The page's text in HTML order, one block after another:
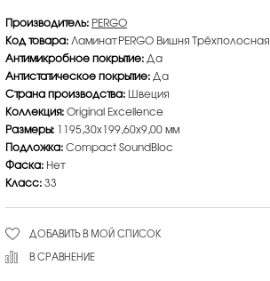
Производитель: PERGO
Код товара:Ламинат PERGO Вишня Трёхполосная
Антимикробное покрытие:Да
Антистатическое покрытие:Да
Страна производства: Швеция
Коллекция:Original Excellence
Размеры: 1195,30х199,60х9,00 мм
Подложка:Compact SoundBloc
Фаска: Нет
Класс:33
ДОБАВИТЬ В МОЙ СПИСОК
В СРАВНЕНИЕ